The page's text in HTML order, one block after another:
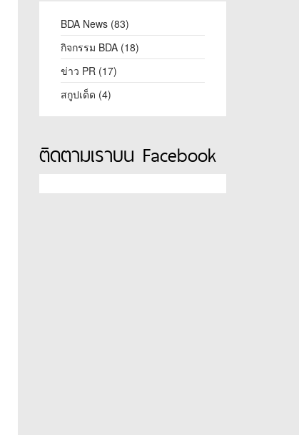
BDA News(83)
กิจกรรม BDA(18)
ข่าว PR (17)
สกูปเด็ด (4)
ติดตามเราบน Facebook